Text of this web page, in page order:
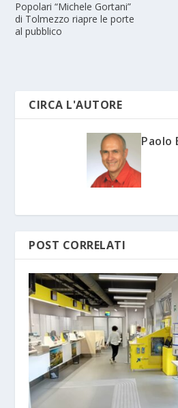
Popolari “Michele Gortani”
di Tolmezzo riapre le porte
al pubblico
CIRCA L'AUTORE
Paolo
POST CORRELATI